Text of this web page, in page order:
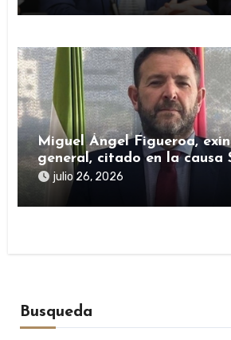
Miguel Ángel Figueroa,
general, citado en la causa
presuntas irregularidades
julio 26, 2026
Busqueda